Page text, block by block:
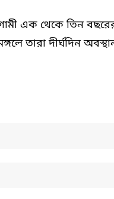
এক থেকে তিন
তারা দীর্ঘদিন